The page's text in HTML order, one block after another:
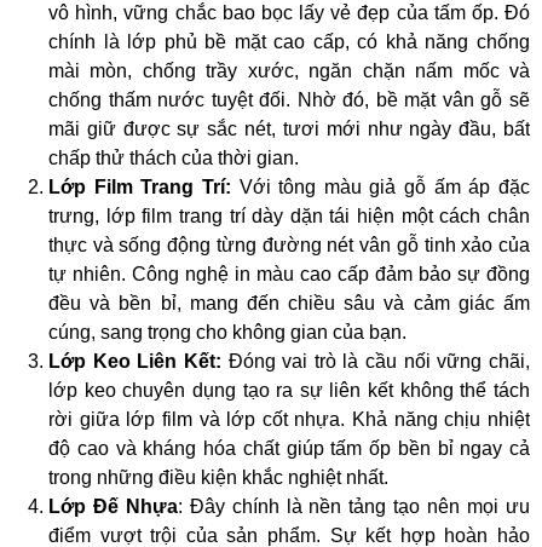
vô hình, vững chắc bao bọc lấy vẻ đẹp của tấm ốp. Đó
chính là lớp phủ bề mặt cao cấp, có khả năng chống
mài mòn, chống trầy xước, ngăn chặn nấm mốc và
chống thấm nước tuyệt đối. Nhờ đó, bề mặt vân gỗ sẽ
mãi giữ được sự sắc nét, tươi mới như ngày đầu, bất
chấp thử thách của thời gian.
Lớp Film Trang Trí: Với tông màu giả gỗ ấm áp đặc
trưng, lớp film trang trí dày dặn tái hiện một cách chân
thực và sống động từng đường nét vân gỗ tinh xảo của
tự nhiên. Công nghệ in màu cao cấp đảm bảo sự đồng
đều và bền bỉ, mang đến chiều sâu và cảm giác ấm
cúng, sang trọng cho không gian của bạn.
Lớp Keo Liên Kết: Đóng vai trò là cầu nối vững chãi,
lớp keo chuyên dụng tạo ra sự liên kết không thể tách
rời giữa lớp film và lớp cốt nhựa. Khả năng chịu nhiệt
độ cao và kháng hóa chất giúp tấm ốp bền bỉ ngay cả
trong những điều kiện khắc nghiệt nhất.
Lớp Đế Nhựa: Đây chính là nền tảng tạo nên mọi ưu
điểm vượt trội của sản phẩm. Sự kết hợp hoàn hảo